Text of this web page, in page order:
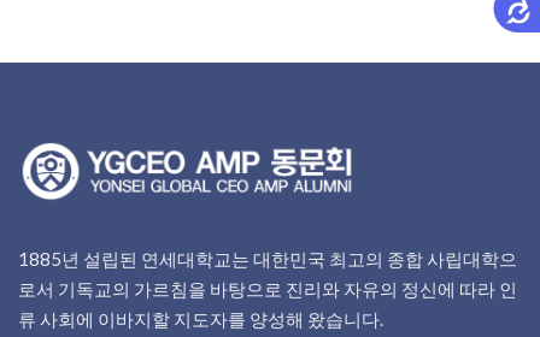
1885년 설립된 연세대학교는 대한민국 최고의 종합 사립대학으
로서 기독교의 가르침을 바탕으로 진리와 자유의 정신에 따라 인
류 사회에 이바지할 지도자를 양성해 왔습니다.